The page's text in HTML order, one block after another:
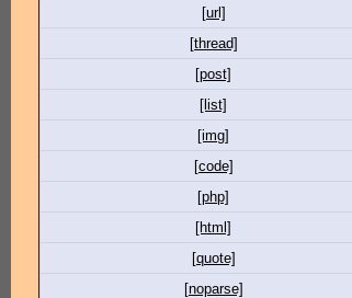
[url]
[thread]
[post]
[list]
[img]
[code]
[php]
[html]
[quote]
[noparse]